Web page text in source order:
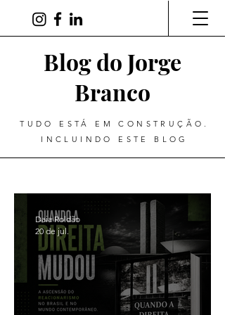
Blog do Jorge
Branco
TUDO ESTÁ EM CONSTRUÇÃO.
INCLUINDO ESTE BLOG
Daia Roldão
20 de jul.